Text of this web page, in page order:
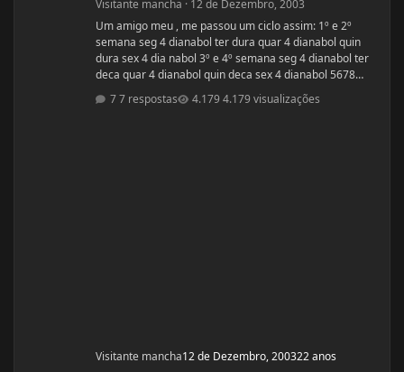
Visitante mancha · 12 de Dezembro, 2003
Um amigo meu , me passou um ciclo assim: 1º e 2º
semana seg 4 dianabol ter dura quar 4 dianabol quin
dura sex 4 dia nabol 3º e 4º semana seg 4 dianabol ter
deca quar 4 dianabol quin deca sex 4 dianabol 5678
seman vou partir para definição com outros anabolicos.
PERGUNTAS : 1 - GOSTARIA DE SABER A OPNIÃO DE
7 respostas 4.179 visualizações
Visitante mancha12 de Dezembro, 200322 anos